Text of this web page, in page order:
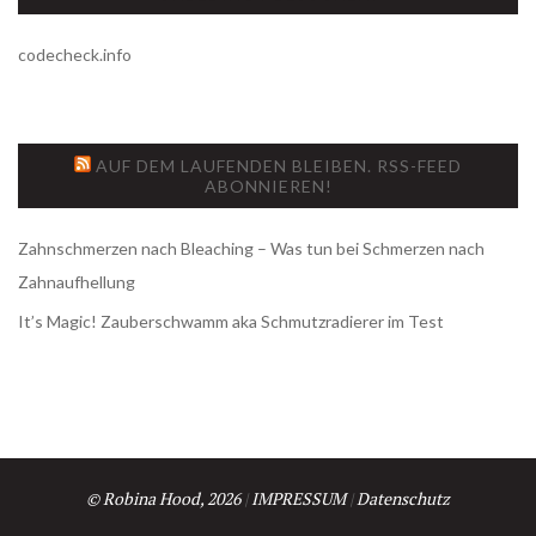
codecheck.info
AUF DEM LAUFENDEN BLEIBEN. RSS-FEED
ABONNIEREN!
Zahnschmerzen nach Bleaching – Was tun bei Schmerzen nach
Zahnaufhellung
It’s Magic! Zauberschwamm aka Schmutzradierer im Test
© Robina Hood, 2026| IMPRESSUM | Datenschutz